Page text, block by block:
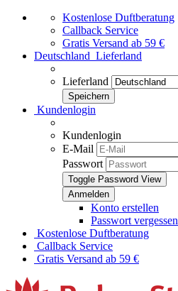
Kostenlose Duftberatung
Callback Service
Gratis Versand ab 59 €
Deutschland Lieferland
Lieferland
Kundenlogin
Kundenlogin
E-Mail
Passwort
Toggle Password View
Konto erstellen
Passwort
Kostenlose Duftberatung
Callback Service
Gratis Versand ab 59 €